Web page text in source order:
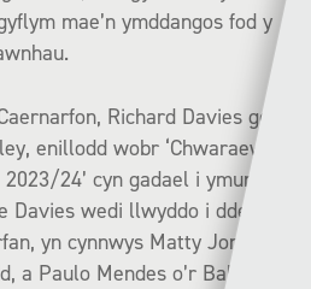
mae’n ymddangos fod y
Richard Davies geisio
enillodd wobr ‘Chwaraewr y
24’ cyn gadael i ymuno â’r
Davies wedi llwyddo i ddenu
yn cynnwys Matty Jones a
a Paulo Mendes o’r Bala.